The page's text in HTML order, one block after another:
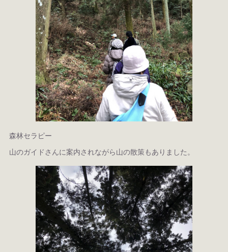
森林セラピー
山のガイドさんに案内されながら山の散策もありました。